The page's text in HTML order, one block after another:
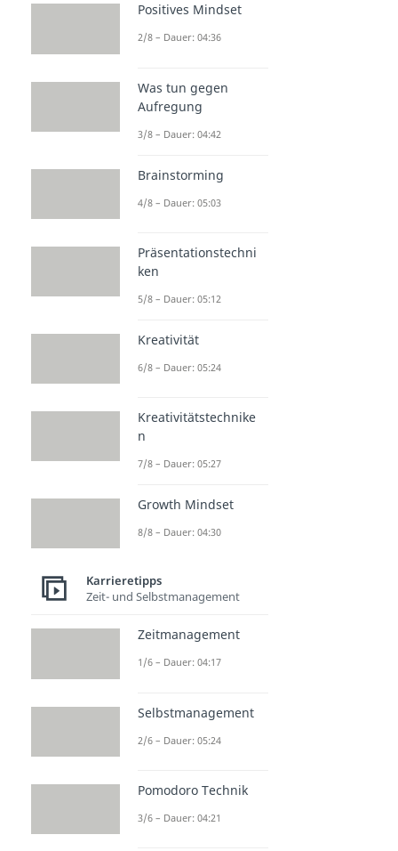
Positives Mindset
2/8 – Dauer: 04:36
Was tun gegen
Aufregung
3/8 – Dauer: 04:42
Brainstorming
4/8 – Dauer: 05:03
Präsentationstechni
ken
5/8 – Dauer: 05:12
Kreativität
6/8 – Dauer: 05:24
Kreativitätstechnike
n
7/8 – Dauer: 05:27
Growth Mindset
8/8 – Dauer: 04:30
Karrieretipps
Zeit- und Selbstmanagement
Zeitmanagement
1/6 – Dauer: 04:17
Selbstmanagement
2/6 – Dauer: 05:24
Pomodoro Technik
3/6 – Dauer: 04:21